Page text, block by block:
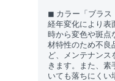
◼︎ カラー「ブラス
経年変化により表
時から変色や斑点
材特性のため不良
ど、メンテナンス
きます。また、素
いても落ちにくい